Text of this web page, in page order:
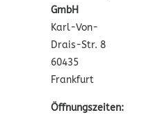
GmbH
Karl-Von-
Drais-Str. 8
60435
Frankfurt
Öffnungszeiten: